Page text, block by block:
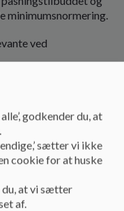
minimumsnormering.
ved
og godt lederskab.
og
høringsmaterialet
ind i
uddannet ift. dette.
godkender du, at
sætter vi ikke
cookie for at huske
du, at vi sætter
af.